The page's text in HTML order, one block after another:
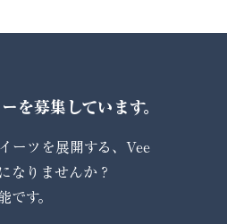
を募集しています。
ーツを展開する、Vee
なりませんか？
です。